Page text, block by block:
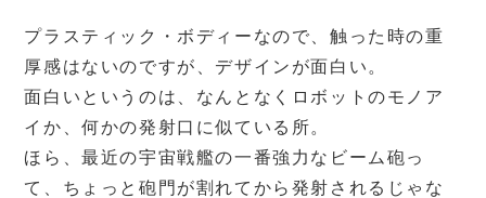
プラスティック・ボディーなので、触った時の重
厚感はないのですが、デザインが面白い。
面白いというのは、なんとなくロボットのモノア
イか、何かの発射口に似ている所。
ほら、最近の宇宙戦艦の一番強力なビーム砲っ
て、ちょっと砲門が割れてから発射されるじゃな